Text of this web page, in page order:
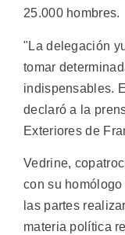
25.000 hombres.
"La delegación
tomar
indispensables.
declaró a la
Exteriores de
Vedrine,
con su
las partes
materia política